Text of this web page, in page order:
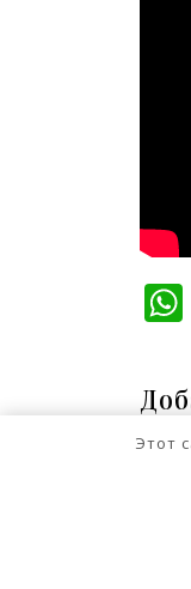
Для
Этот